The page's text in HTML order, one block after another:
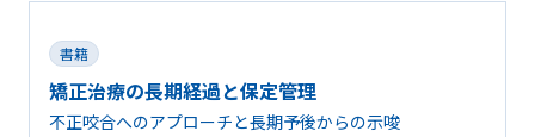
書籍
矯正治療の長期経過と保定管理
不正咬合へのアプローチと長期予後からの示唆